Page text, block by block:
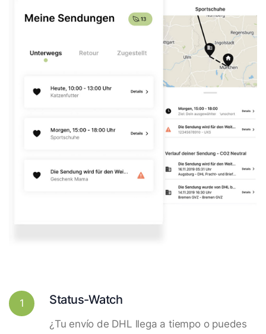
1 Status-Watch
¿Tu envío de DHL llega a tiempo o puedes